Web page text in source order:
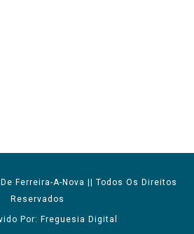
Ferreira-A-Nova || Todos Os Direitos
Reservados
Por: Freguesia Digital